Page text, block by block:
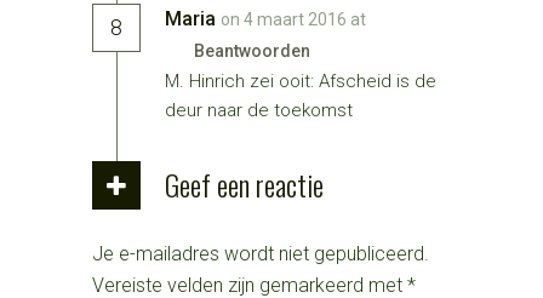
8 Maria on 4 maart 2016 at
Beantwoorden
M. Hinrich zei ooit: Afscheid is de
deur naar de toekomst
Geef een reactie
Je e-mailadres wordt niet gepubliceerd.
Vereiste velden zijn gemarkeerd met *